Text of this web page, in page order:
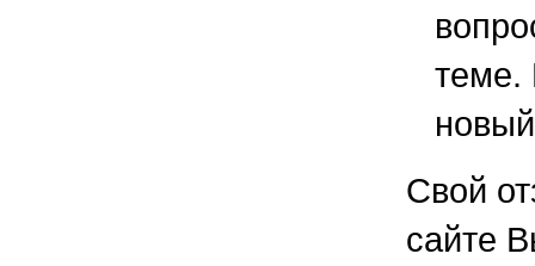
теме.
Свой
сайте